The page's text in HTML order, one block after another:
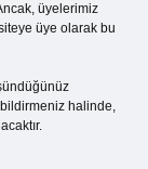
üyelerimiz
üye olarak bu
halinde,